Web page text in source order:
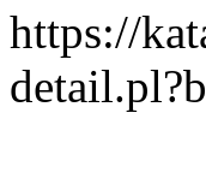
https://